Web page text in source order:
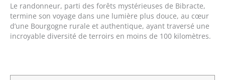
Le randonneur, parti des forêts mystérieuses de Bibracte,
termine son voyage dans une lumière plus douce, au cœur
d’une Bourgogne rurale et authentique, ayant traversé une
incroyable diversité de terroirs en moins de 100 kilomètres.